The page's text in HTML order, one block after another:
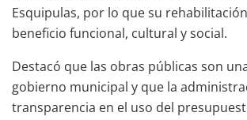
Esquipulas, por lo que su
beneficio funcional, cultural y social.
Destacó que las obras públicas son
gobierno municipal y que la
transparencia en el uso del